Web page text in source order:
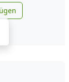
Google
Telegram
X